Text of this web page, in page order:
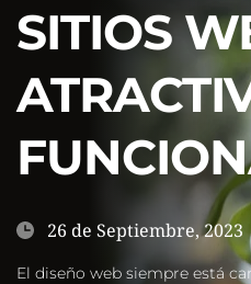
SITIOS
26 de Septiembre, 2023
El diseño web siempre está